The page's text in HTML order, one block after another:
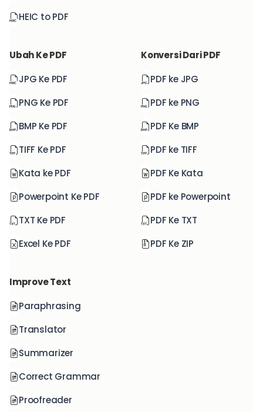
HEIC to PDF
Ubah Ke PDF
JPG Ke PDF
PNG Ke PDF
BMP Ke PDF
TIFF Ke PDF
Kata ke PDF
Powerpoint Ke PDF
TXT Ke PDF
Excel Ke PDF
Konversi Dari PDF
PDF ke JPG
PDF ke PNG
PDF Ke BMP
PDF ke TIFF
PDF Ke Kata
PDF ke Powerpoint
PDF Ke TXT
PDF Ke ZIP
Improve Text
Paraphrasing
Translator
Summarizer
Correct Grammar
Proofreader